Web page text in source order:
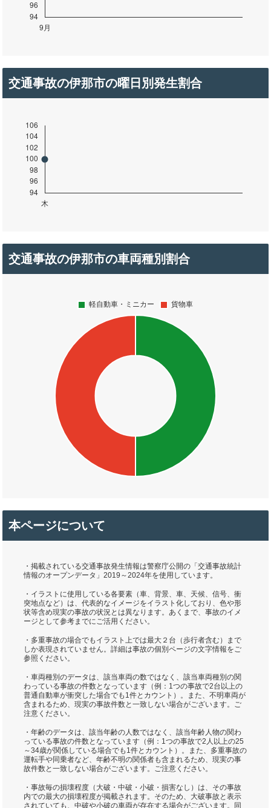
交通事故の伊那市の曜日別発生割合
交通事故の伊那市の車両種別割合
本ページについて
・掲載されている交通事故発生情報は警察庁公開の「交通事故統計
情報のオープンデータ」2019～2024年を使用しています。
・イラストに使用している各要素（車、背景、車、天候、信号、衝
突地点など）は、代表的なイメージをイラスト化しており、色や形
状等含め現実の事故の状況とは異なります。あくまで、事故のイメ
ージとして参考までにご活用ください。
・多重事故の場合でもイラスト上では最大２台（歩行者含む）まで
しか表現されていません。詳細は事故の個別ページの文字情報をご
参照ください。
・車両種別のデータは、該当車両の数ではなく、該当車両種別の関
わっている事故の件数となっています（例：1つの事故で2台以上の
普通自動車が衝突した場合でも1件とカウント）。また、不明車両が
含まれるため、現実の事故件数と一致しない場合がございます。ご
注意ください。
・年齢のデータは、該当年齢の人数ではなく、該当年齢人物の関わ
っている事故の件数となっています（例：1つの事故で2人以上の25
～34歳が関係している場合でも1件とカウント）。また、多重事故の
運転手や同乗者など、年齢不明の関係者も含まれるため、現実の事
故件数と一致しない場合がございます。ご注意ください。
・事故毎の損壊程度（大破・中破・小破・損害なし）は、その事故
内での最大の損壊程度が掲載されます。そのため、大破事故と表示
されていても、中破や小破の車両が存在する場合がございます。同